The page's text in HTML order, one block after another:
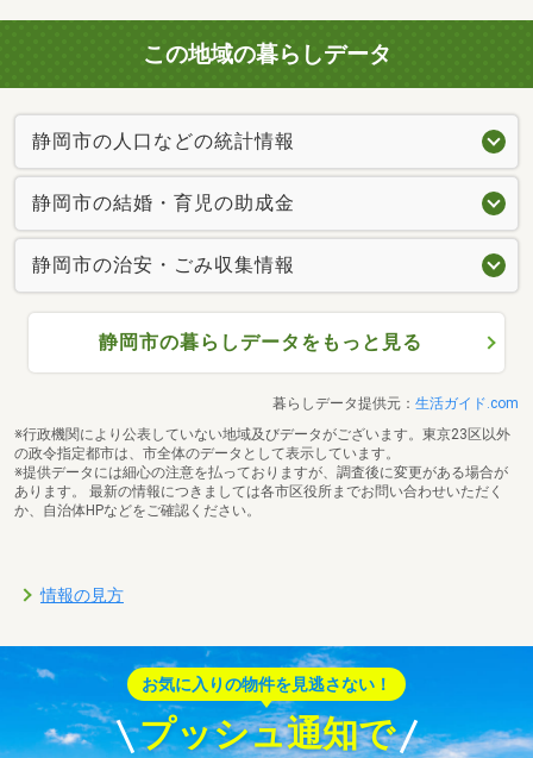
この地域の暮らしデータ
静岡市の人口などの統計情報
静岡市の結婚・育児の助成金
静岡市の治安・ごみ収集情報
静岡市の暮らしデータをもっと見る
暮らしデータ提供元： 生活ガイド.com
※行政機関により公表していない地域及びデータがございます。東京23区以外
の政令指定都市は、市全体のデータとして表示しています。
※提供データには細心の注意を払っておりますが、調査後に変更がある場合が
あります。 最新の情報につきましては各市区役所までお問い合わせいただく
か、自治体HPなどをご確認ください。
情報の見方
お気に入りの物件を見逃さない！
プッシュ通知で